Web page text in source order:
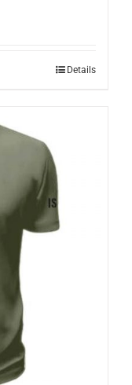
Details